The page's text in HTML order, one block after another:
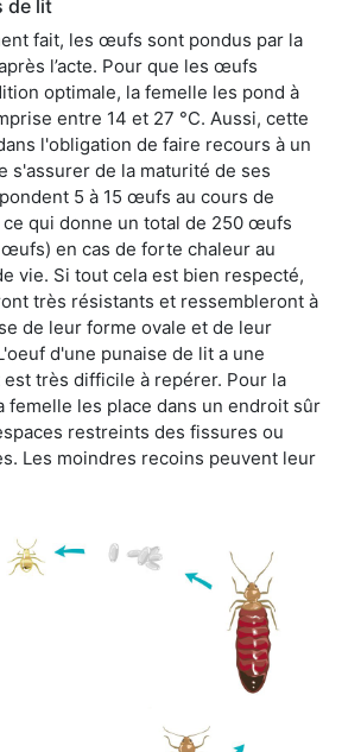
de lit
fait, les œufs sont pondus par la
l’acte. Pour que les œufs
optimale, la femelle les pond à
entre 14 et 27 °C. Aussi, cette
l'obligation de faire recours à un
s'assurer de la maturité de ses
5 à 15 œufs au cours de
qui donne un total de 250 œufs
en cas de forte chaleur au
vie. Si tout cela est bien respecté,
très résistants et ressembleront à
de leur forme ovale et de leur
d'une punaise de lit a une
est très difficile à repérer. Pour la
les place dans un endroit sûr
restreints des fissures ou
Les moindres recoins peuvent leur